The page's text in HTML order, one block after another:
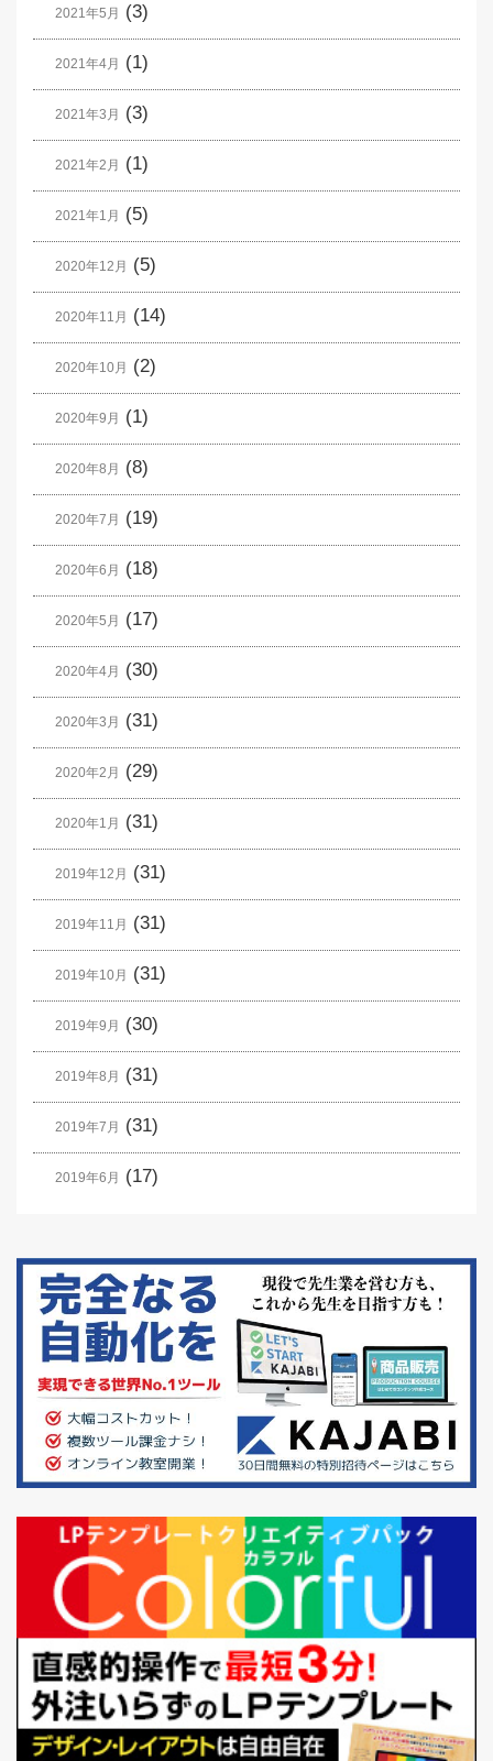
2021年5月 (3)
2021年4月 (1)
2021年3月 (3)
2021年2月 (1)
2021年1月 (5)
2020年12月 (5)
2020年11月 (14)
2020年10月 (2)
2020年9月 (1)
2020年8月 (8)
2020年7月 (19)
2020年6月 (18)
2020年5月 (17)
2020年4月 (30)
2020年3月 (31)
2020年2月 (29)
2020年1月 (31)
2019年12月 (31)
2019年11月 (31)
2019年10月 (31)
2019年9月 (30)
2019年8月 (31)
2019年7月 (31)
2019年6月 (17)